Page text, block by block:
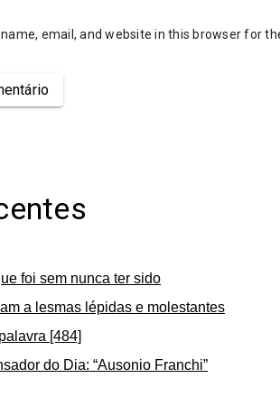
email, and website in this browser for
foi sem nunca ter sido
a lesmas lépidas e molestantes
[484]
do Dia: “Ausonio Franchi”